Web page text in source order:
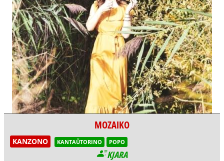
MOZAIKO
KANZONO KANTAŬTORINO POPO
KJARA